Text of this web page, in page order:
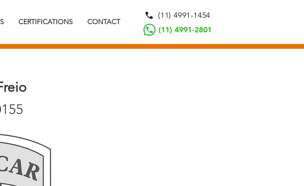
CERTIFICATIONS CONTACT
(11) 4991-2801
(11) 4991-1454